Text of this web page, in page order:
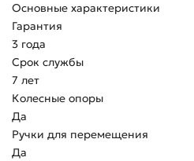
Основные характеристики
Гарантия
3 года
Срок службы
7 лет
Колесные опоры
Да
Ручки для перемещения
Да